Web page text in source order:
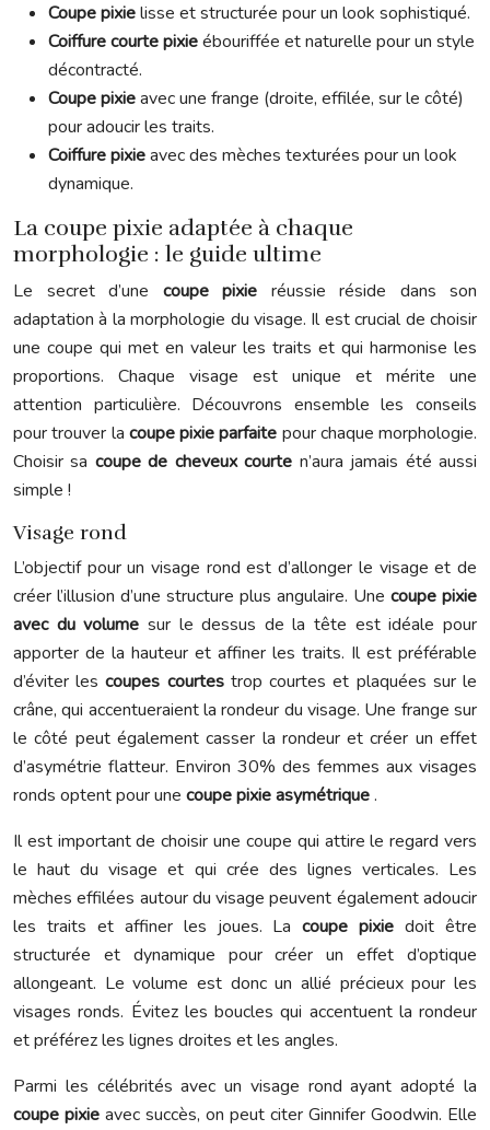
Coupe pixielisse et structurée pour un look sophistiqué.
Coiffure courte pixieébouriffée et naturelle pour un style
décontracté.
Coupe pixieavec une frange (droite, effilée, sur le côté)
pour adoucir les traits.
Coiffure pixieavec des mèches texturées pour un look
dynamique.
La coupe pixie adaptée à chaque
morphologie : le guide ultime
Le secret d’une coupe pixie réussie réside dans son
adaptation à la morphologie du visage. Il est crucial de choisir
une coupe qui met en valeur les traits et qui harmonise les
proportions. Chaque visage est unique et mérite une
attention particulière. Découvrons ensemble les conseils
pour trouver la coupe pixie parfaite pour chaque morphologie.
Choisir sa coupe de cheveux courte n’aura jamais été aussi
simple !
Visage rond
L’objectif pour un visage rond est d’allonger le visage et de
créer l’illusion d’une structure plus angulaire. Une coupe pixie
avec du volume sur le dessus de la tête est idéale pour
apporter de la hauteur et affiner les traits. Il est préférable
d’éviter lescoupes courtes trop courtes et plaquées sur le
crâne, qui accentueraient la rondeur du visage. Une frange sur
le côté peut également casser la rondeur et créer un effet
d’asymétrie flatteur. Environ 30% des femmes aux visages
ronds optent pour une coupe pixie asymétrique.
Il est important de choisir une coupe qui attire le regard vers
le haut du visage et qui crée des lignes verticales. Les
mèches effilées autour du visage peuvent également adoucir
les traits et affiner les joues. Lacoupe pixiedoit être
structurée et dynamique pour créer un effet d’optique
allongeant. Le volume est donc un allié précieux pour les
visages ronds. Évitez les boucles qui accentuent la rondeur
et préférez les lignes droites et les angles.
Parmi les célébrités avec un visage rond ayant adopté la
coupe pixie avec succès, on peut citer Ginnifer Goodwin. Elle